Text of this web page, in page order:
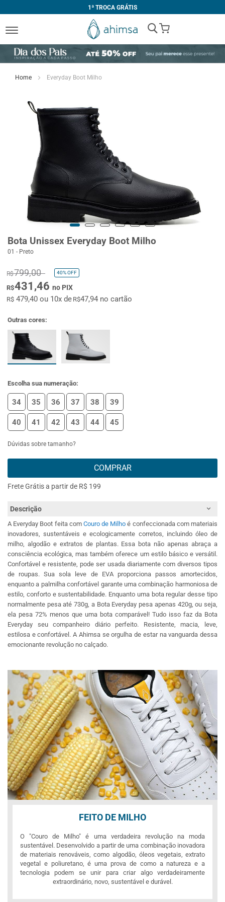
1ª TROCA GRÁTIS
My Cart
Home Everyday Boot Milho
Bota Unissex Everyday Boot Milho
01 - Preto
R$799,00 40%OFF
R$431,46 no PIX
R$ 479,40 ou 10x deR$47,94 no cartão
Outras cores:
Escolha sua numeração:
34 35 36 37 38 39
40 41 42 43 44 45
Dúvidas sobre tamanho?
COMPRAR
Frete Grátis a partir de R$ 199
Descrição
A Everyday Boot feita com Couro de Milho é confeccionada com materiais
inovadores, sustentáveis e ecologicamente corretos, incluindo óleo de
milho, algodão e extratos de plantas. Essa bota não apenas abraça a
consciência ecológica, mas também oferece um estilo básico e versátil.
Confortável e resistente, pode ser usada diariamente com diversos tipos
de roupas. Sua sola leve de EVA proporciona passos amortecidos,
enquanto a palmilha confortável garante uma combinação harmoniosa de
estilo, conforto e sustentabilidade. Enquanto uma bota regular desse tipo
normalmente pesa até 730g, a Bota Everyday pesa apenas 420g, ou seja,
ela pesa 72% menos que uma bota comparável! Tudo isso faz da Bota
Everyday seu companheiro diário perfeito. Resistente, macia, leve,
estilosa e confortável. A Ahimsa se orgulha de estar na vanguarda dessa
emocionante revolução no calçado.
FEITO DE MILHO
O "Couro de Milho" é uma verdadeira revolução na moda
sustentável. Desenvolvido a partir de uma combinação inovadora
de materiais renováveis, como algodão, óleos vegetais, extrato
vegetal e poliuretano, é uma prova de como a natureza e a
tecnologia podem se unir para criar algo verdadeiramente
extraordinário, novo, sustentável e durável.